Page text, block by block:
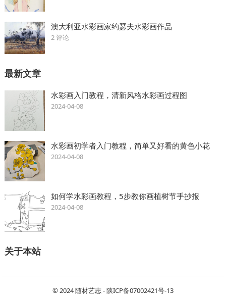
澳大利亚水彩画家约瑟夫水彩画作品
2 评论
最新文章
水彩画入门教程，清新风格水彩画过程图
2024-04-08
水彩画初学者入门教程，简单又好看的黄色小花
2024-04-08
如何学水彩画教程，5步教你画植树节手抄报
2024-04-08
关于本站
© 2024随材艺志-陕ICP备07002421号-13